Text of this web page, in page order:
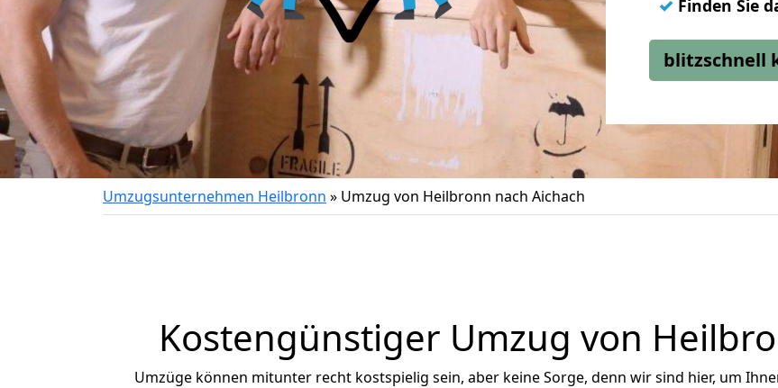
✓ Finden Sie
blitzschnell
Umzugsunternehmen Heilbronn » Umzug von Heilbronn nach Aichach
Kostengünstiger Umzug von
Umzüge können mitunter recht kostspielig sein, aber keine Sorge, denn wir sind hier, um